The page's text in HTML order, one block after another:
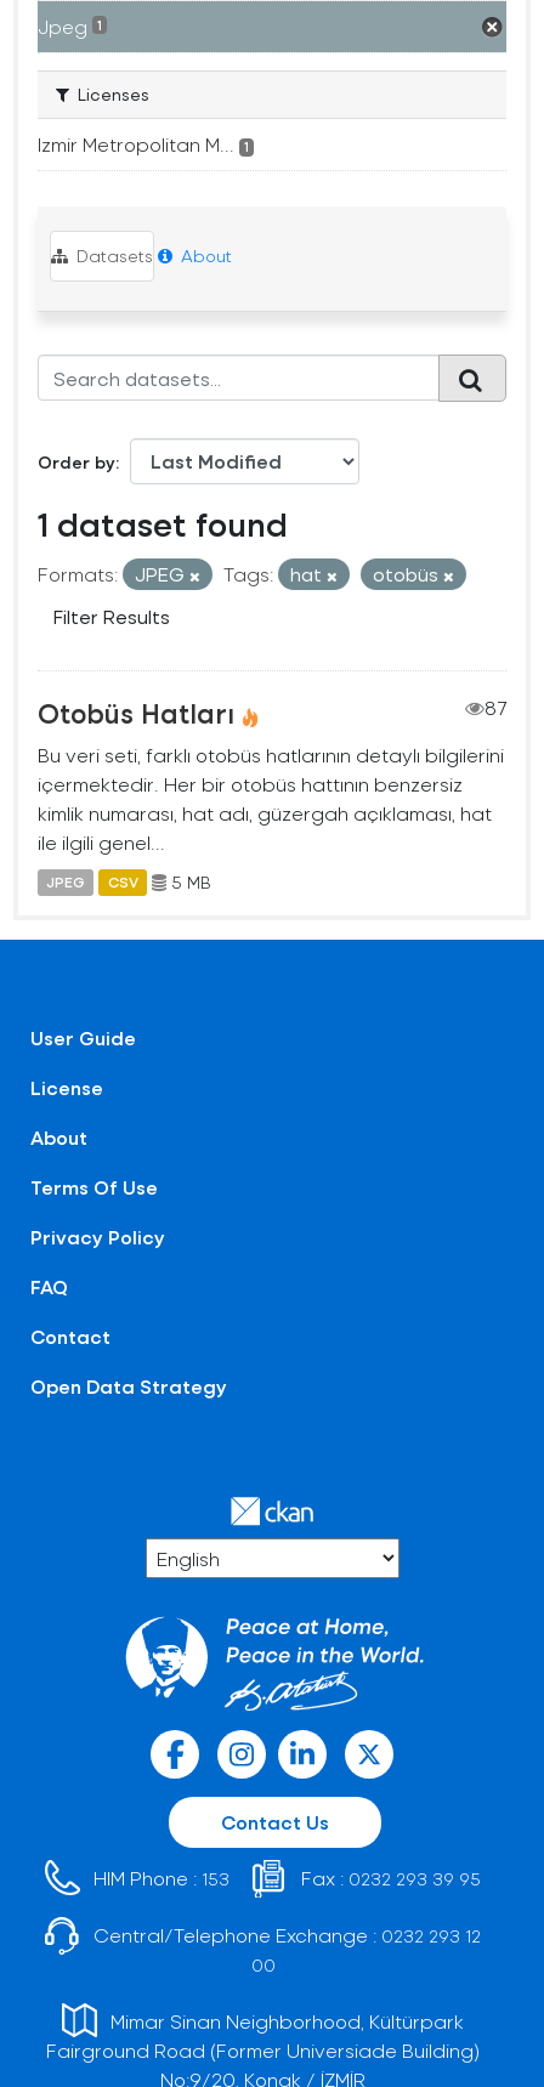
Jpeg 1
Licenses
Izmir Metropolitan M... 1
Datasets About
Order by
1 dataset found
Formats: JPEG Tags: hat
otobüs
Filter Results
Otobüs Hatları
87
Bu veri seti, farklı otobüs hatlarının detaylı bilgilerini
içermektedir. Her bir otobüs hattının benzersiz
kimlik numarası, hat adı, güzergah açıklaması, hat
ile ilgili genel...
JPEG CSV 5 MB
User Guide
License
About
Terms Of Use
Privacy Policy
FAQ
Contact
Open Data Strategy
Contact Us
HIM Phone : 153 Fax : 0232 293 39 95
Central/Telephone Exchange : 0232 293 12
00
Mimar Sinan Neighborhood, Kültürpark
Fairground Road (Former Universiade Building)
No:9/20, Konak / İZMİR